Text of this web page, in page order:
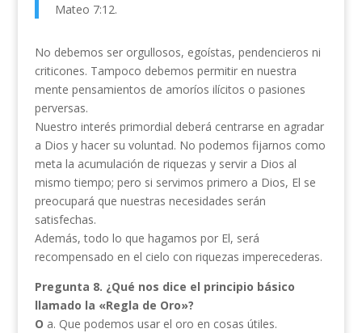
Mateo 7:12.
No debemos ser orgullosos, egoístas, pendencieros ni
criticones. Tampoco debemos permitir en nuestra
mente pensamientos de amoríos ilícitos o pasiones
perversas.
Nuestro interés primordial deberá centrarse en agradar
a Dios y hacer su voluntad. No podemos fijarnos como
meta la acumulación de riquezas y servir a Dios al
mismo tiempo; pero si servimos primero a Dios, El se
preocupará que nuestras necesidades serán
satisfechas.
Además, todo lo que hagamos por El, será
recompensado en el cielo con riquezas imperecederas.
Pregunta 8. ¿Qué nos dice el principio básico
llamado la «Regla de Oro»?
O a. Que podemos usar el oro en cosas útiles.